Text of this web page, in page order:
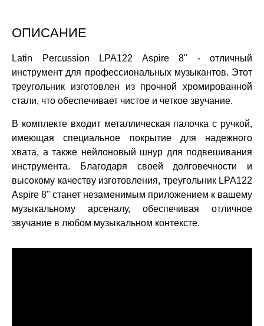
ОПИСАНИЕ
Latin Percussion LPA122 Aspire 8" - отличный
инструмент для профессиональных музыкантов. Этот
треугольник изготовлен из прочной хромированной
стали, что обеспечивает чистое и четкое звучание.
В комплекте входит металлическая палочка с ручкой,
имеющая специальное покрытие для надежного
хвата, а также нейлоновый шнур для подвешивания
инструмента. Благодаря своей долговечности и
высокому качеству изготовления, треугольник LPA122
Aspire 8" станет незаменимым приложением к вашему
музыкальному арсеналу, обеспечивая отличное
звучание в любом музыкальном контексте.